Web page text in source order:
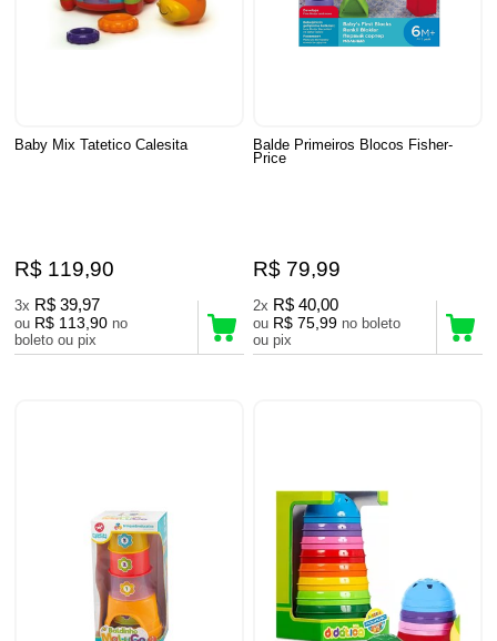
Baby Mix Tatetico Calesita
R$ 119,90
3x R$ 39,97
ou R$ 113,90 no
boleto ou pix
Balde Primeiros Blocos Fisher-
Price
R$ 79,99
2x R$ 40,00
ou R$ 75,99 no boleto
ou pix